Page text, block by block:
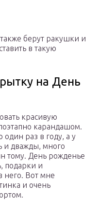
берут ракушки и
в такую
на День
красивую
карандашом.
раз в году, а у
и дважды, много
тому. День рожденье
подарки и
него. Вот мне
и очень